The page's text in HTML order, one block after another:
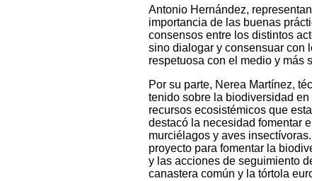
Antonio Hernández,
importancia de las buenas
consensos entre los distintos
sino dialogar y consensuar con
respetuosa con el medio y más
Por su parte, Nerea Martínez,
tenido sobre la biodiversidad
recursos ecosistémicos que
destacó la necesidad fomentar
murciélagos y aves
proyecto para fomentar la
y las acciones de seguimiento
canastera común y la tórtola